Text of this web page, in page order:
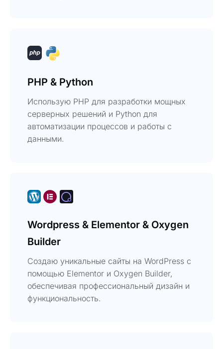
PHP & Python
Использую PHP для разработки мощных
серверных решений и Python для
автоматизации процессов и работы с
данными.
Wordpress & Elementor & Oxygen
Builder
Создаю уникальные сайты на WordPress с
помощью Elementor и Oxygen Builder,
обеспечивая профессиональный дизайн и
функциональность.